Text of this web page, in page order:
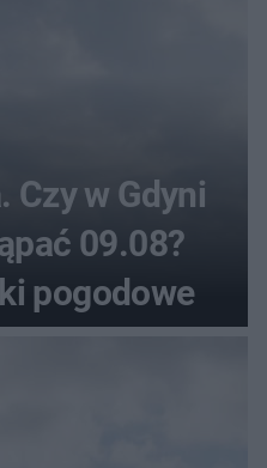
Czy w Gdyni
09.08?
pogodowe